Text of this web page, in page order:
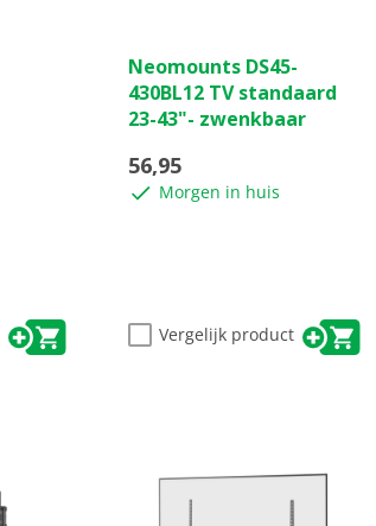
van
de
5
Neomounts DS45-
430BL12 TV standaard
23-43"- zwenkbaar
56,95
Morgen in huis
Vergelijk product